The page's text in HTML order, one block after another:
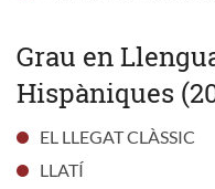
Grau en
Hispàniques
EL LLEGAT CLÀSSIC
LLATÍ